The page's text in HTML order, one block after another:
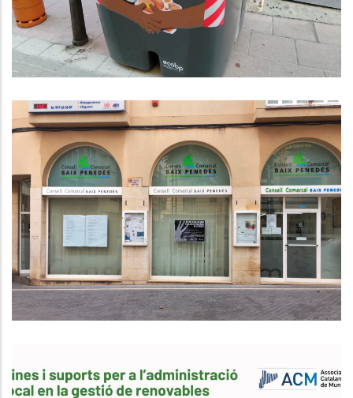
Gener De 2025
Medi
El Consell Comarcal Del Baix
Penedès No Farà Lots De Nadal
Als Seus Treballadors Seguint Una
Resolució Del Tribunal De
Comptes
Altres
Eines I Suports Per A